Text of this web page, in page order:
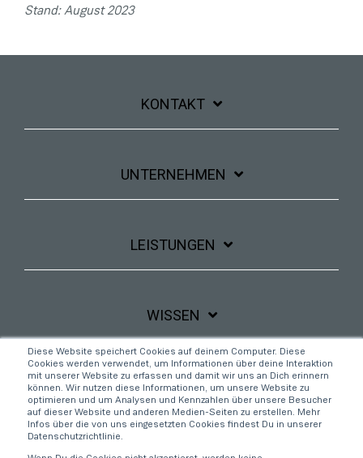
Diese Website speichert Cookies auf deinem Computer. Diese
Cookies werden verwendet, um Informationen über deine Interaktion
mit unserer Website zu erfassen und damit wir uns an Dich erinnern
können. Wir nutzen diese Informationen, um unsere Website zu
optimieren und um Analysen und Kennzahlen über unsere Besucher
auf dieser Website und anderen Medien-Seiten zu erstellen. Mehr
Infos über die von uns eingesetzten Cookies findest Du in unserer
Datenschutzrichtlinie.
Stand: August 2023
KONTAKT
UNTERNEHMEN
LEISTUNGEN
WISSEN
LinkedinYouTube